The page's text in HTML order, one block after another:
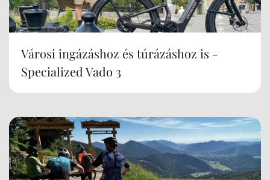
Városi ingázáshoz és túrázáshoz is -
Specialized Vado 3